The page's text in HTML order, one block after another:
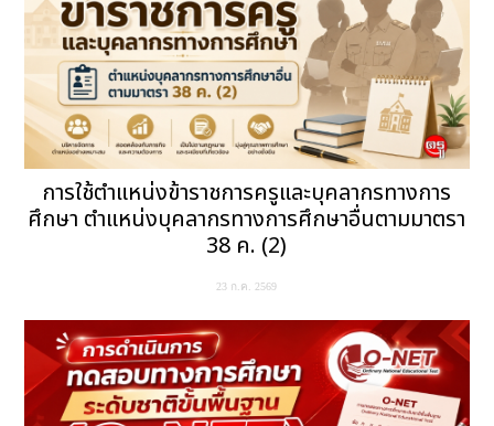
การใช้ตำแหน่งข้าราชการครูและบุคลากรทางการ
ศึกษา ตำแหน่งบุคลากรทางการศึกษาอื่นตามมาตรา
38 ค. (2)
23 ก.ค. 2569